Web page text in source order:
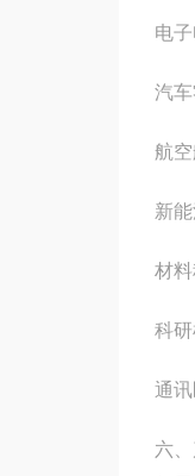
电
汽
航
新
材
科
通
六